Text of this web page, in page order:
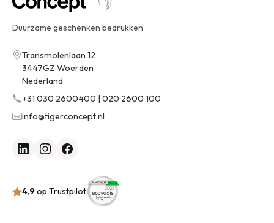
Duurzame geschenken bedrukken
Transmolenlaan 12
3447GZ Woerden
Nederland
+31 030 2600400 | 020 2600 100
info@tigerconcept.nl
4,9op Trustpilot